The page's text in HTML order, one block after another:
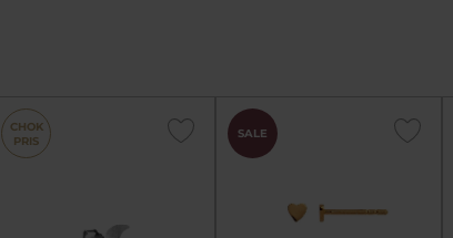
CHOK
PRIS
SALE